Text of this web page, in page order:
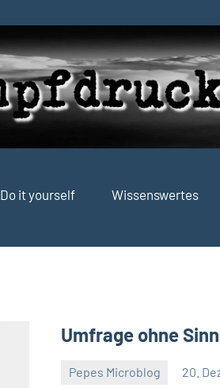
Do it yourself Wissenswertes
Umfrage ohne
Pepes Microblog
20.